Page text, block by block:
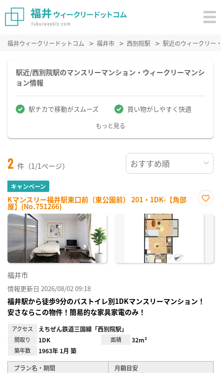
福井ウィークリードットコム 福井市 西別院駅 駅近のウィークリー
駅近/西別院駅のマンスリーマンション・ウィークリーマンシ
ョン情報
駅チカで移動がスムーズ 買い物がしやすく快適
もっと見る
2 件（1/1ページ）
キャンペーン
Kマンスリー福井駅東口前（東公園前） 201・1DK-【角部
屋】(No.751266)
に入
福井市
情報更新日 2026/08/02 09:18
福井駅から徒歩9分のバストイレ別1DKマンスリーマンション！
安さならこの物件！簡易的な家具家電のみ！
アクセス えちぜん鉄道三国線「西別院駅」
間取り 1DK 面積 32m²
築年数 1963年 1月 築
プラン名・期間 月額目安